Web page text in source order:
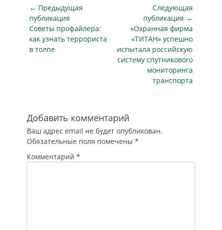
Навигация
по
записям
← Предыдущая
публикация
Предыдущая
публикация
Советы профайлера:
как узнать террориста
в толпе
Следующая
публикация →
Следующая
публикация
«Охранная фирма
«ТИТАН» успешно
испытала российскую
систему спутникового
мониторинга
транспорта
Добавить комментарий
Ваш адрес email не будет опубликован.
Обязательные поля помечены *
Комментарий *